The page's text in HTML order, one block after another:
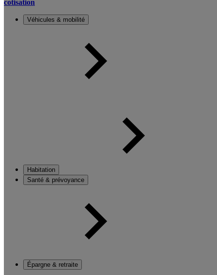
cotisation
Véhicules & mobilité
Habitation
Santé & prévoyance
Épargne & retraite